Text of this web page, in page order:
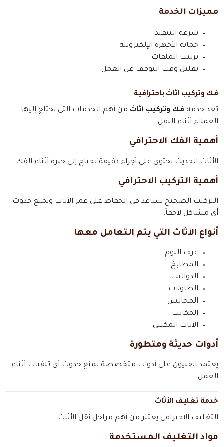
مميزات الخدمة
سرعة التنفيذ
حماية الأجهزة الإلكترونية
ترتيب الملفات
تقليل وقت التوقف عن العمل
فك وتركيب اثاث باحترافية
تعد خدمة فك وتركيب اثاث من أهم الخدمات التي يحتاج إليها
العملاء أثناء النقل.
أهمية الفك الاحترافي
الأثاث الحديث يحتوي على أجزاء دقيقة تحتاج إلى خبرة أثناء الفك.
أهمية التركيب الاحترافي
التركيب الصحيح يساعد في الحفاظ على عمر الأثاث ويمنع حدوث
أي مشاكل لاحقاً.
أنواع الأثاث التي يتم التعامل معها
غرف النوم
المطابخ
الدواليب
الطاولات
المجالس
المكاتب
الأثاث المكتبي
أدوات حديثة ومتطورة
يعتمد الفنيون على أدوات متخصصة تمنع حدوث أي تلفيات أثناء
العمل.
خدمة تغليف الأثاث
التغليف الاحترافي يعتبر من أهم مراحل نقل الأثاث.
مواد التغليف المستخدمة